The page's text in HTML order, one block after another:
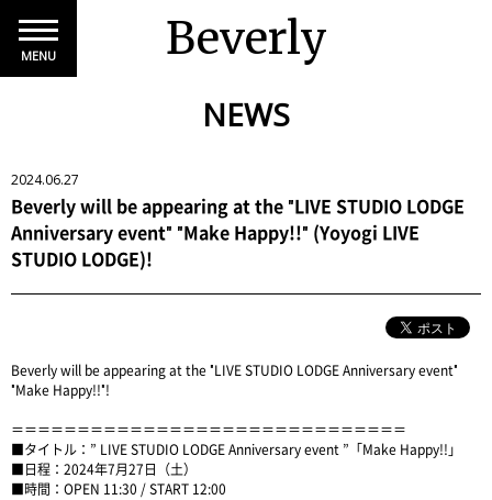
Beverly
MENU
NEWS
2024.06.27
Beverly will be appearing at the "LIVE STUDIO LODGE
Anniversary event" "Make Happy!!" (Yoyogi LIVE
STUDIO LODGE)!
Beverly will be appearing at the "LIVE STUDIO LODGE Anniversary event"
"Make Happy!!"!
＝＝＝＝＝＝＝＝＝＝＝＝＝＝＝＝＝＝＝＝＝＝＝＝＝＝＝＝＝＝
■タイトル：” LIVE STUDIO LODGE Anniversary event ”「Make Happy!!」
■日程：2024年7月27日（土）
■時間：OPEN 11:30 / START 12:00